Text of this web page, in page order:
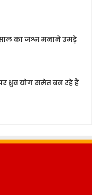
का जश्न मनाने उमड़े
ध्रुव योग समेत बन रहे हैं